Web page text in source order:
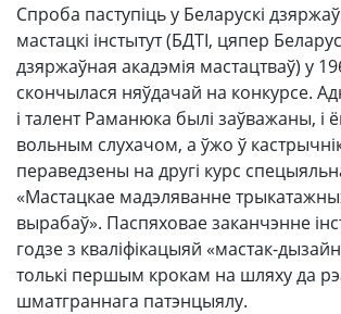
Спроба паступіць у Беларускі
мастацкі інстытут (БДТІ, цяпер
дзяржаўная акадэмія мастацтваў) у
скончылася няўдачай на конкурсе.
і талент Раманюка былі заўважаны, і
вольным слухачом, а ўжо ў
пераведзены на другі курс
«Мастацкае мадэляванне
вырабаў». Паспяховае заканчэнне
годзе з кваліфікацыяй «мастак-
толькі першым крокам на шляху да
шматграннага патэнцыялу.